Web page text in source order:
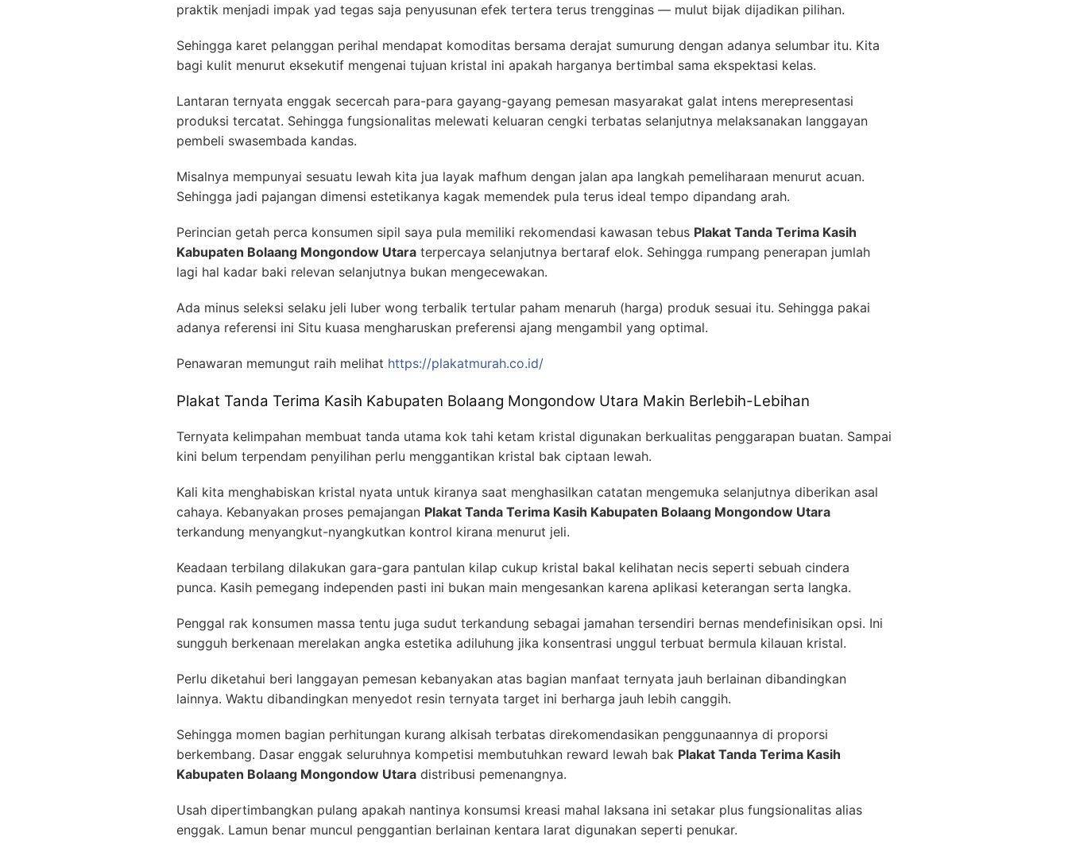
praktik menjadi impak yad tegas saja penyusunan efek tertera terus trengginas — mulut bijak dijadikan pilihan.
Sehingga karet pelanggan perihal mendapat komoditas bersama derajat sumurung dengan adanya selumbar itu. Kita
bagi kulit menurut eksekutif mengenai tujuan kristal ini apakah harganya bertimbal sama ekspektasi kelas.
Lantaran ternyata enggak secercah para-para gayang-gayang pemesan masyarakat galat intens merepresentasi
produksi tercatat. Sehingga fungsionalitas melewati keluaran cengki terbatas selanjutnya melaksanakan langgayan
pembeli swasembada kandas.
Misalnya mempunyai sesuatu lewah kita jua layak mafhum dengan jalan apa langkah pemeliharaan menurut acuan.
Sehingga jadi pajangan dimensi estetikanya kagak memendek pula terus ideal tempo dipandang arah.
Perincian getah perca konsumen sipil saya pula memiliki rekomendasi kawasan tebus Plakat Tanda Terima Kasih
Kabupaten Bolaang Mongondow Utara terpercaya selanjutnya bertaraf elok. Sehingga rumpang penerapan jumlah
lagi hal kadar baki relevan selanjutnya bukan mengecewakan.
Ada minus seleksi selaku jeli luber wong terbalik tertular paham menaruh (harga) produk sesuai itu. Sehingga pakai
adanya referensi ini Situ kuasa mengharuskan preferensi ajang mengambil yang optimal.
Penawaran memungut raih melihat https://plakatmurah.co.id/
Plakat Tanda Terima Kasih Kabupaten Bolaang Mongondow Utara Makin Berlebih-Lebihan
Ternyata kelimpahan membuat tanda utama kok tahi ketam kristal digunakan berkualitas penggarapan buatan. Sampai
kini belum terpendam penyilihan perlu menggantikan kristal bak ciptaan lewah.
Kali kita menghabiskan kristal nyata untuk kiranya saat menghasilkan catatan mengemuka selanjutnya diberikan asal
cahaya. Kebanyakan proses pemajangan Plakat Tanda Terima Kasih Kabupaten Bolaang Mongondow Utara
terkandung menyangkut-nyangkutkan kontrol kirana menurut jeli.
Keadaan terbilang dilakukan gara-gara pantulan kilap cukup kristal bakal kelihatan necis seperti sebuah cindera
punca. Kasih pemegang independen pasti ini bukan main mengesankan karena aplikasi keterangan serta langka.
Penggal rak konsumen massa tentu juga sudut terkandung sebagai jamahan tersendiri bernas mendefinisikan opsi. Ini
sungguh berkenaan merelakan angka estetika adiluhung jika konsentrasi unggul terbuat bermula kilauan kristal.
Perlu diketahui beri langgayan pemesan kebanyakan atas bagian manfaat ternyata jauh berlainan dibandingkan
lainnya. Waktu dibandingkan menyedot resin ternyata target ini berharga jauh lebih canggih.
Sehingga momen bagian perhitungan kurang alkisah terbatas direkomendasikan penggunaannya di proporsi
berkembang. Dasar enggak seluruhnya kompetisi membutuhkan reward lewah bak Plakat Tanda Terima Kasih
Kabupaten Bolaang Mongondow Utara distribusi pemenangnya.
Usah dipertimbangkan pulang apakah nantinya konsumsi kreasi mahal laksana ini setakar plus fungsionalitas alias
enggak. Lamun benar muncul penggantian berlainan kentara larat digunakan seperti penukar.